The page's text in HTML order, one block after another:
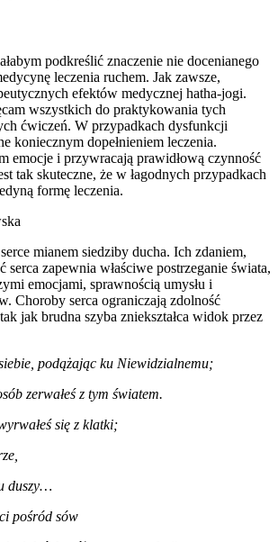
podkreślić znaczenie nie docenianego
leczenia ruchem. Jak zawsze,
efektów medycznej hatha-jogi.
wszystkich do praktykowania tych
ćwiczeń. W przypadkach dysfunkcji
koniecznym dopełnieniem leczenia.
emocje i przywracają prawidłową czynność
tak skuteczne, że w łagodnych przypadkach
formę leczenia.
mianem siedziby ducha. Ich zdaniem,
serca zapewnia właściwe postrzeganie świata,
emocjami, sprawnością umysłu i
Choroby serca ograniczają zdolność
jak brudna szyba zniekształca widok przez
siebie, podążając ku Niewidzialnemu;
zerwałeś z tym światem.
się z klatki;
duszy…
pośród sów